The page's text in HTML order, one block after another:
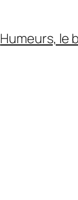
Humeurs, le